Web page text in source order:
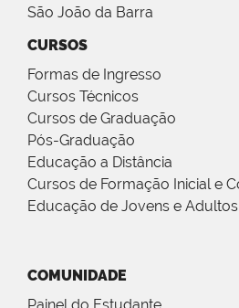
São João da Barra
CURSOS
Formas de Ingresso
Cursos Técnicos
Cursos de Graduação
Pós-Graduação
Educação a Distância
Cursos de Formação Inicial e
Educação de Jovens e Adultos
COMUNIDADE